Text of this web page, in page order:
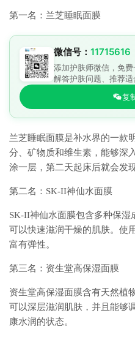
第一名：兰芝睡眠面膜
微信号： 11715616
添加护肤师微信，免费
解答护肤问题、推荐
复
兰芝睡眠面膜是补水界的一款
分、矿物质和维生素，能够深
涂一层，第二天起床后就会发
第二名：SK-II神仙水面膜
SK-II神仙水面膜包含多种保湿
可以快速滋润干燥的肌肤。使
富有弹性。
第三名：资生堂高保湿面膜
资生堂高保湿面膜含有天然植
可以深层滋润肌肤，并且能够
康水润的状态。